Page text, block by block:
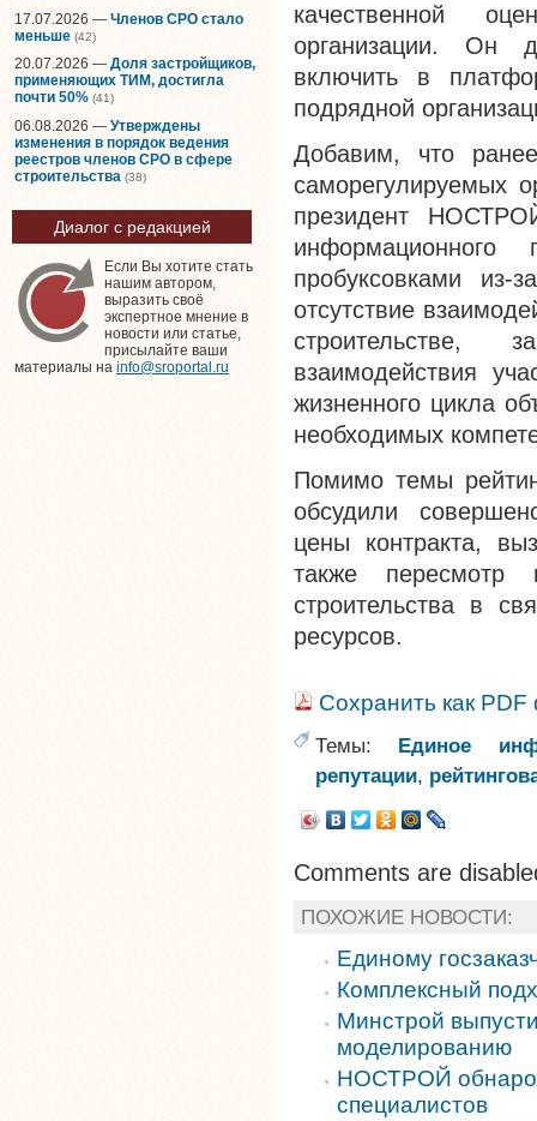
17.07.2026 — Членов СРО стало
меньше (42)
20.07.2026 — Доля застройщиков,
применяющих ТИМ, достигла
почти 50% (41)
06.08.2026 — Утверждены
изменения в порядок ведения
реестров членов СРО в сфере
строительства (38)
Диалог с редакцией
Если Вы хотите стать
нашим автором,
выразить своё
экспертное мнение в
новости или статье,
присылайте ваши
материалы на info@sroportal.ru
качественной
организации. Он
включить в
подрядной
Добавим, что
саморегулируемых
президент
пробуксовками
отсутствие
строительстве,
взаимодействия
жизненного цикла
необходимых
Помимо темы
обсудили
цены контракта,
также пересмотр
строительства в
ресурсов.
Сохранить как
Темы: Единое
репутации,
Comments are
ПОХОЖИЕ НОВОСТИ:
Единому
Комплексный
Минстрой
моделированию
НОСТРОЙ
специалистов